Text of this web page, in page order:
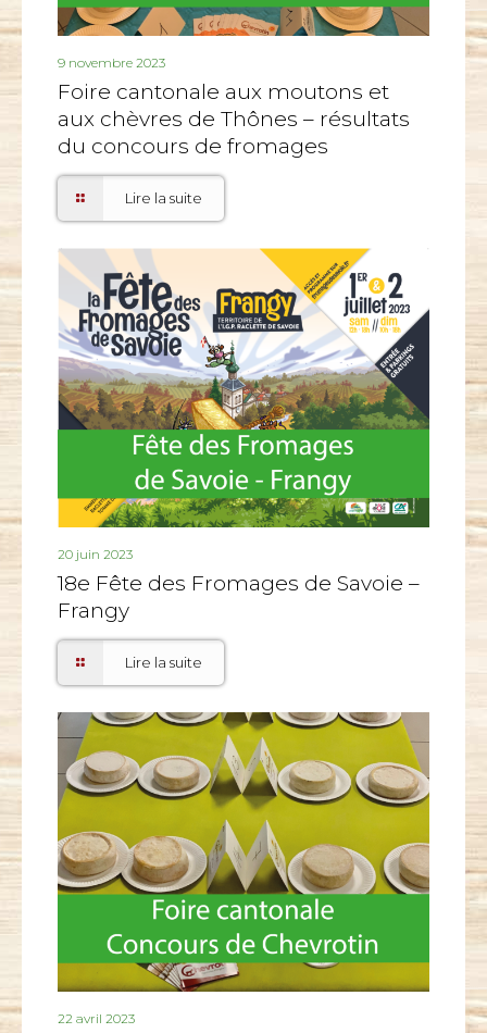
9 novembre 2023
Foire cantonale aux moutons et
aux chèvres de Thônes – résultats
du concours de fromages
Lire la suite
20 juin 2023
18e Fête des Fromages de Savoie –
Frangy
Lire la suite
22 avril 2023